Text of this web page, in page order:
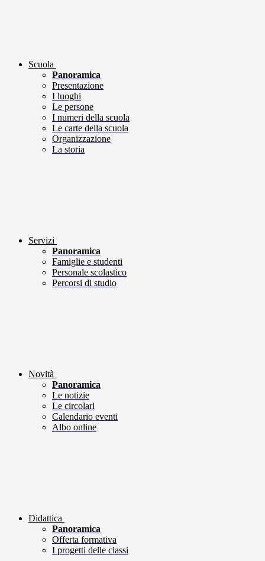
Scuola
Panoramica
Presentazione
I luoghi
Le persone
I numeri della scuola
Le carte della scuola
Organizzazione
La storia
Servizi
Panoramica
Famiglie e studenti
Personale scolastico
Percorsi di studio
Novità
Panoramica
Le notizie
Le circolari
Calendario eventi
Albo online
Didattica
Panoramica
Offerta formativa
I progetti delle classi